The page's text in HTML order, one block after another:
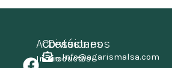
Accesos
Inicio
Divisiones
Productos
Contáctanos
Info@agarismalsa.com